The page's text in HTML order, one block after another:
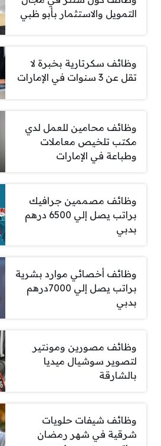
التمويل والاستثمار بأبو ظبي
وظائف سكرتارية بخبرة لا
تقل عن 3 سنوات في الإمارات
وظائف محامين للعمل لدي
مكتب تلخيص معاملات
وطباعة في الإمارات
وظائف مصممين جرافيك
براتب يصل إلي 6500 درهم
بدبي
وظائف أخصائي موارد بشرية
براتب يصل إلي 7000درهم
بدبي
وظائف مصورين ومونتير
لتصوير سوشيال ميديا
بالشارقة
وظائف شيفات حلويات
شرقية في شهر رمضان